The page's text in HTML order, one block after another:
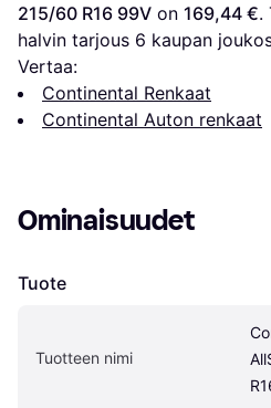
215/60 R16 99V on 169,44 €.
halvin tarjous 6 kaupan
Vertaa:
Continental Renkaat
Continental Auton renkaat
Ominaisuudet
Tuote
Tuotteen nimi